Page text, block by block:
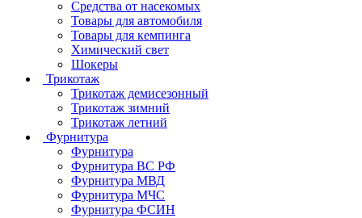
Средства от насекомых
Товары для автомобиля
Товары для кемпинга
Химический свет
Шокеры
Трикотаж
Трикотаж демисезонный
Трикотаж зимний
Трикотаж летний
Фурнитура
Фурнитура
Фурнитура ВС РФ
Фурнитура МВД
Фурнитура МЧС
Фурнитура ФСИН